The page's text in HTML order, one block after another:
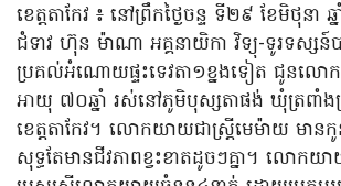
ខេត្តតាកែវ ៖ នៅព្រឹកថ្ងៃចន្ទ ទី២៩ ខែមិថុន
ជំទាវ ហ៊ុន ម៉ាណា អគ្គនាយិកា វិទ្យុ-ទូរទស្ស
ប្រគល់អំណោយផ្ទះទេវតា១ខ្នងទៀត ជូនល
អាយុ ៧០ឆ្នាំ រស់នៅភូមិបុស្សតាផង់ ឃុំត្រពាំង
ខេត្តតាកែវ។ លោកយាយជាស្ត្រីមេម៉ាយ មាន
សុទ្ធតែមានជីវភាពខ្វះខាតដូចៗគ្នា។ លោក